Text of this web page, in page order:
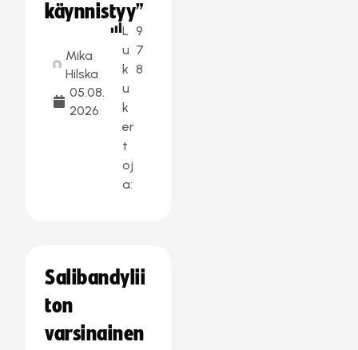
käynnistyy”
Mika
Hilska
05.08.
2026
L
u
k
u
k
er
t
oj
a:
9
7
8
Salibandylii
ton
varsinainen